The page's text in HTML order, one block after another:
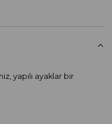
yapılı ayaklar bir